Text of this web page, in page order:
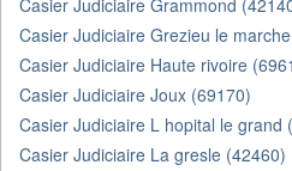
Casier Judiciaire Grammond
Casier Judiciaire Grezieu le
Casier Judiciaire Haute rivoire
Casier Judiciaire Joux (69170)
Casier Judiciaire L hopital le grand
Casier Judiciaire La gresle (42460)